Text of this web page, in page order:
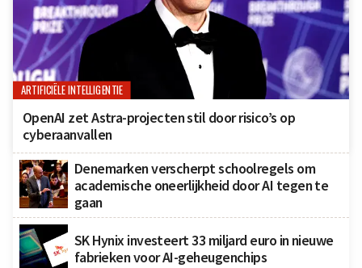
ARTIFICIËLE INTELLIGENTIE
OpenAI zet Astra-projecten stil door risico’s op
cyberaanvallen
Denemarken verscherpt schoolregels om
academische oneerlijkheid door AI tegen te
gaan
SK Hynix investeert 33 miljard euro in nieuwe
fabrieken voor AI-geheugenchips